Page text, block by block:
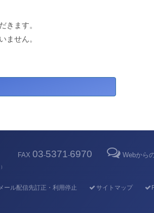
きます。
ません。
FAX 03-5371-6970 Webから
ール配信先訂正・利用停止 サイトマップ